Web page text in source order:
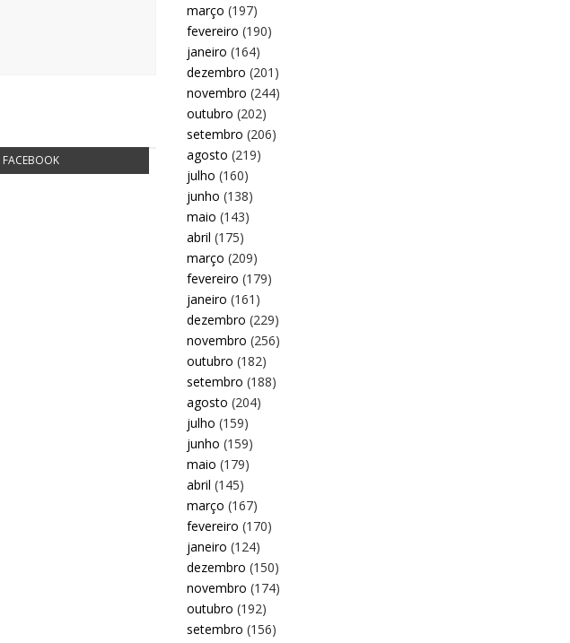
FACEBOOK
março (197)
fevereiro (190)
janeiro (164)
dezembro (201)
novembro (244)
outubro (202)
setembro (206)
agosto (219)
julho (160)
junho (138)
maio (143)
abril (175)
março (209)
fevereiro (179)
janeiro (161)
dezembro (229)
novembro (256)
outubro (182)
setembro (188)
agosto (204)
julho (159)
junho (159)
maio (179)
abril (145)
março (167)
fevereiro (170)
janeiro (124)
dezembro (150)
novembro (174)
outubro (192)
setembro (156)